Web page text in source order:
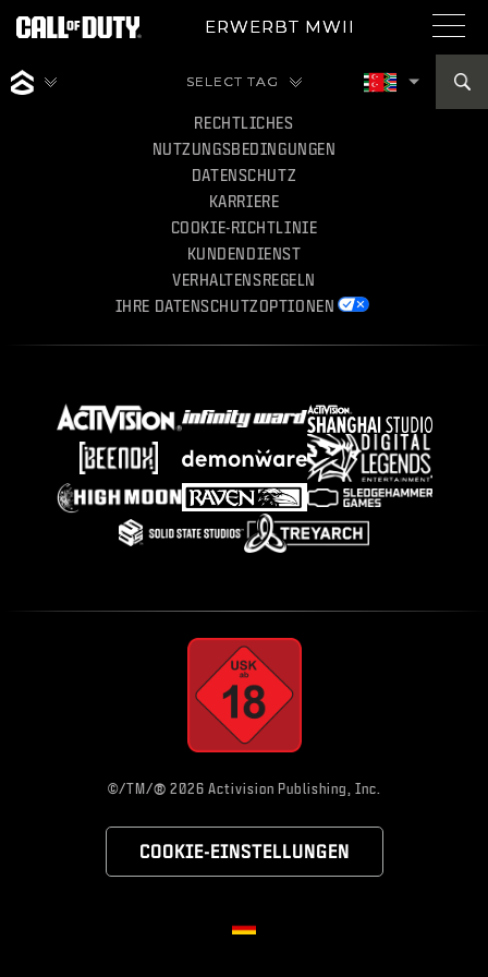
ERWERBT MWII
SELECT TAG CHOOSE YOUR
KUNDENDIENST
SHOP
JETZT REGISTRIEREN
RECHTLICHES
NUTZUNGSBEDINGUNGEN
DATENSCHUTZ
KARRIERE
COOKIE-RICHTLINIE
KUNDENDIENST
VERHALTENSREGELN
IHRE DATENSCHUTZOPTIONEN
©/TM/® 2026 Activision Publishing, Inc.
COOKIE-EINSTELLUNGEN